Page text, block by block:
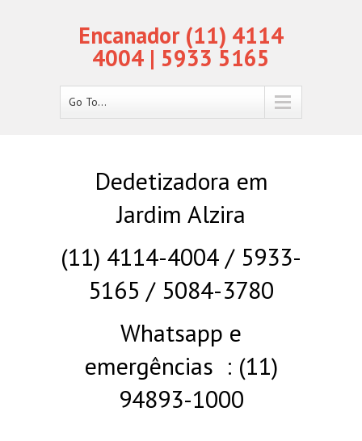
Encanador (11) 4114
4004 | 5933 5165
Go To...
Dedetizadora em
Jardim Alzira
(11) 4114-4004 / 5933-
5165 / 5084-3780
Whatsapp e
emergências : (11)
94893-1000